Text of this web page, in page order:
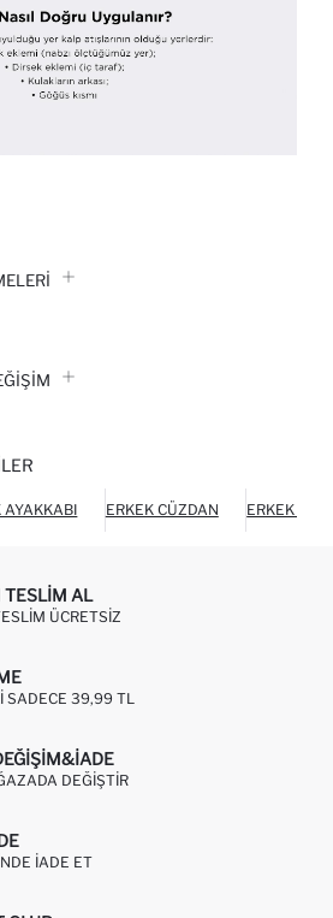
AYAKKABI ERKEK CÜZDAN ERKEK
TESLIM AL
ÜCRETSIZ
SADECE 39,99 TL
DEĞIŞTIR
IADE ET